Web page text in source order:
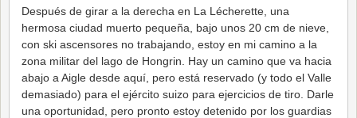
Después de girar a la derecha en La Lécherette, una
hermosa ciudad muerto pequeña, bajo unos 20 cm de nieve,
con ski ascensores no trabajando, estoy en mi camino a la
zona militar del lago de Hongrin. Hay un camino que va hacia
abajo a Aigle desde aquí, pero está reservado (y todo el Valle
demasiado) para el ejército suizo para ejercicios de tiro. Darle
una oportunidad, pero pronto estoy detenido por los guardias